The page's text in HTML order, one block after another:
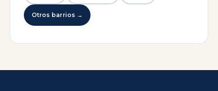
Otros barrios →